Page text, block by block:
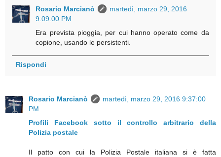
Rosario Marcianò
martedì, marzo 29, 2016
9:09:00 PM
Era prevista pioggia, per cui hanno operato come da
copione, usando le persistenti.
Rispondi
Rosario Marcianò
martedì, marzo 29, 2016 9:37:00
PM
Profili Facebook sotto il controllo arbitrario della
Polizia postale
Il patto con cui la Polizia Postale italiana si è fatta